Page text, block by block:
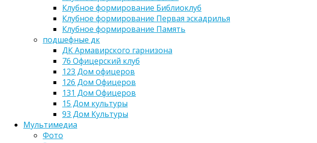
Клубное формирование Библиоклуб
Клубное формирование Первая эскадрилья
Клубное формирование Память
подшефные дк
ДК Армавирского гарнизона
76 Офицерский клуб
123 Дом офицеров
126 Дом Офицеров
131 Дом Офицеров
15 Дом культуры
93 Дом Культуры
Мультимедиа
Фото